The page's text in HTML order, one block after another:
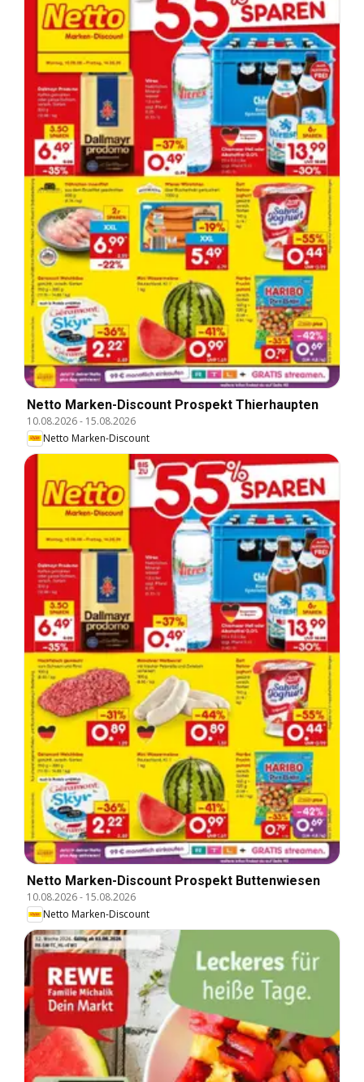
Netto Marken-Discount Prospekt Thierhaupten
10.08.2026- 15.08.2026
Netto Marken-Discount
Netto Marken-Discount Prospekt Buttenwiesen
10.08.2026- 15.08.2026
Netto Marken-Discount